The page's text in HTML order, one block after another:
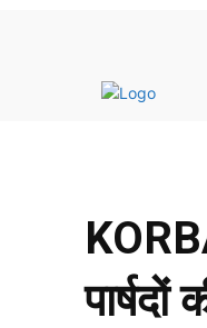
पार्षदों